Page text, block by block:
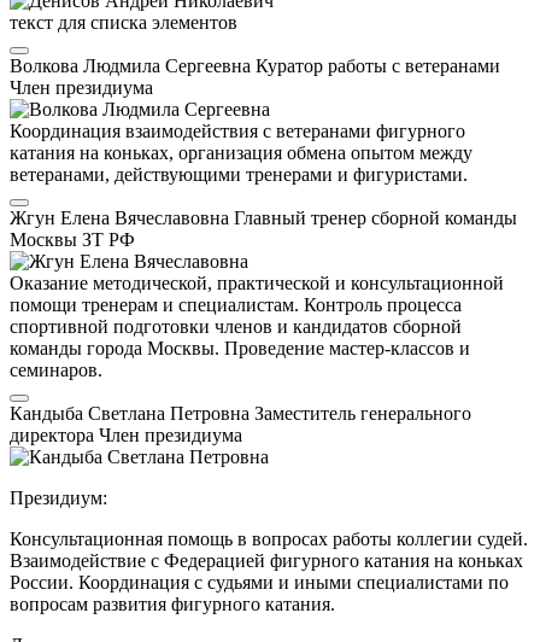
текст для списка элементов
Волкова Людмила Сергеевна Куратор работы с ветеранами
Член президиума
Координация взаимодействия с ветеранами фигурного
катания на коньках, организация обмена опытом между
ветеранами, действующими тренерами и фигуристами.
Жгун Елена Вячеславовна Главный тренер сборной команды
Москвы ЗТ РФ
Оказание методической, практической и консультационной
помощи тренерам и специалистам. Контроль процесса
спортивной подготовки членов и кандидатов сборной
команды города Москвы. Проведение мастер-классов и
семинаров.
Кандыба Светлана Петровна Заместитель генерального
директора Член президиума
Президиум:
Консультационная помощь в вопросах работы коллегии судей.
Взаимодействие с Федерацией фигурного катания на коньках
России. Координация с судьями и иными специалистами по
вопросам развития фигурного катания.